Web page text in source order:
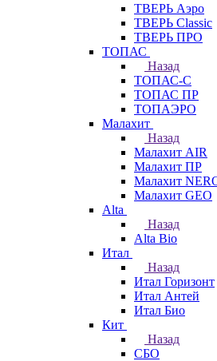
ТВЕРЬ Аэро
ТВЕРЬ Classic
ТВЕРЬ ПРО
ТОПАС
Назад
ТОПАС-С
ТОПАС ПР
ТОПАЭРО
Малахит
Назад
Малахит AIR
Малахит ПР
Малахит
Малахит GEO
Alta
Назад
Alta Bio
Итал
Назад
Итал Горизонт
Итал Антей
Итал Био
Кит
Назад
СБО